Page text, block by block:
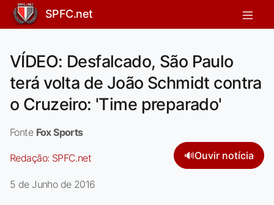
SPFC.net
VÍDEO: Desfalcado, São Paulo
terá volta de João Schmidt contra
o Cruzeiro: 'Time preparado'
Fonte Fox Sports
Redação: SPFC.net 🔊Ouvir notícia
5 de Junho de 2016